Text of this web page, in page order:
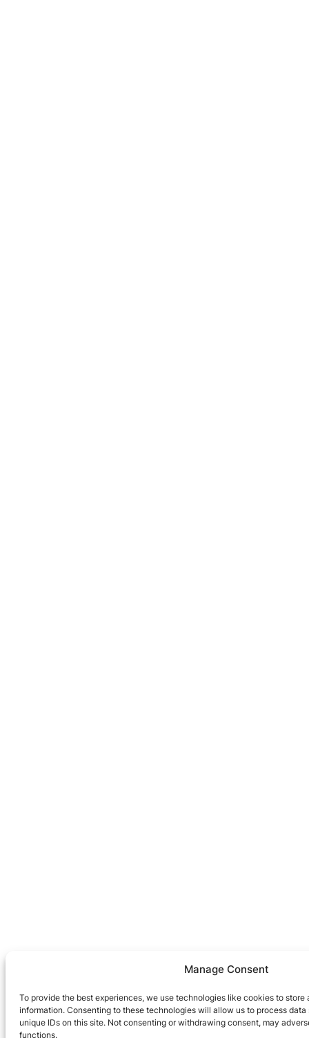
Manage Consent
To provide the best experiences, we use technologies like cookies to
information. Consenting to these technologies will allow us to process
unique IDs on this site. Not consenting or withdrawing consent, may
functions.